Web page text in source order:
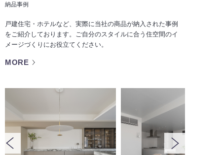
納品事例
戸建住宅・ホテルなど、実際に当社の商品が納入された事例
をご紹介しております。ご自分のスタイルに合う住空間のイ
メージづくりにお役立てください。
MORE